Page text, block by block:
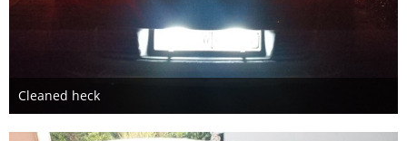
Cleaned heck
1. November 2025